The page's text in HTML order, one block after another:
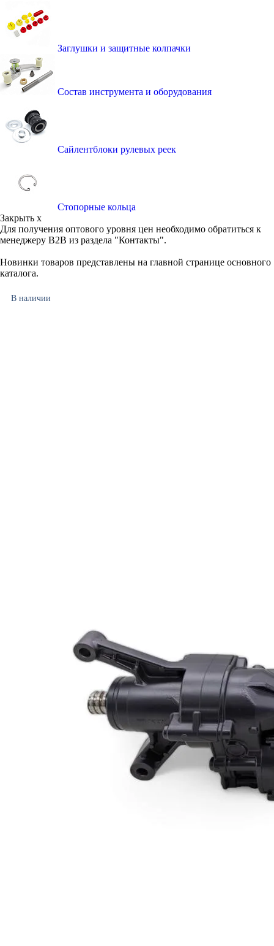
Заглушки и защитные колпачки
Состав инструмента и оборудования
Сайлентблоки рулевых реек
Стопорные кольца
Закрыть x
Для получения оптового уровня цен необходимо обратиться к
менеджеру B2B из раздела "Контакты".
Новинки товаров представлены на главной странице основного
каталога.
В наличии